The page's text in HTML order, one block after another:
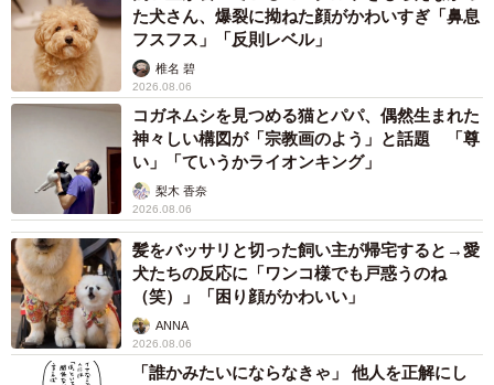
た犬さん、爆裂に拗ねた顔がかわいすぎ「鼻息
フスフス」「反則レベル」
椎名 碧
2026.08.06
コガネムシを見つめる猫とパパ、偶然生まれた
神々しい構図が「宗教画のよう」と話題 「尊
い」「ていうかライオンキング」
梨木 香奈
2026.08.06
髪をバッサリと切った飼い主が帰宅すると→愛
犬たちの反応に「ワンコ様でも戸惑うのね
（笑）」「困り顔がかわいい」
ANNA
2026.08.06
「誰かみたいにならなきゃ」 他人を正解にし